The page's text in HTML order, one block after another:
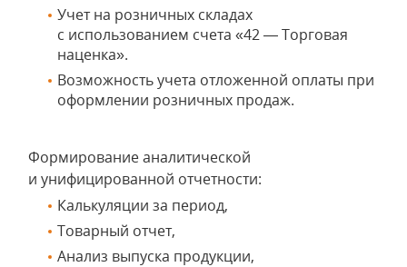
Учет на розничных складах
с использованием счета «42 — Торговая
наценка».
Возможность учета отложенной оплаты при
оформлении розничных продаж.
Формирование аналитической
и унифицированной отчетности:
Калькуляции за период,
Товарный отчет,
Анализ выпуска продукции,